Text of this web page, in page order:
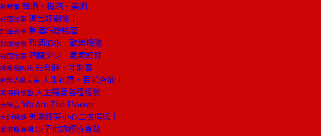
新鮮事 莓酒‧梅酒‧美酒
封面故事 調出好關係！
封面故事 剩酒巧變勝酒
封面故事 烈酒加水 歡樂相隨
封面故事 酒精少少 氣氛好好
總編輯的話 先有餘，才能富
創辦人聊天室 人生花園，百花齊放！
商場自慢塾 人生需要各種經驗
去梯言 We Are The Flower
大師開講 美國經濟小心二次探底！
葛洛斯專欄 少子化的經濟盲點